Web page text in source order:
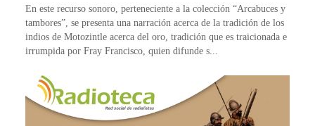
En este recurso sonoro, perteneciente a la colección “Arcabuces y
tambores”, se presenta una narración acerca de la tradición de los
indios de Motozintle acerca del oro, tradición que es traicionada e
irrumpida por Fray Francisco, quien difunde s...